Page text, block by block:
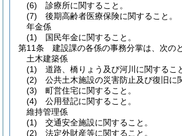
(6) 診療所に関すること。
(7) 後期高齢者医療保険に関すること。
年金係
(1) 国民年金に関すること。
第11条
建設課の各係の事務分掌は、次の
土木建築係
(1) 道路、橋りょう及び河川に関するこ
(2) 公共土木施設の災害防止及び復旧に
(3) 町営住宅に関すること。
(4) 公用登記に関すること。
維持管理係
(1) 交通安全施設に関すること。
(2) 法定外財産等に関すること。